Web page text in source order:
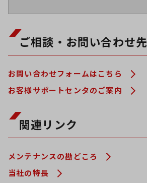
ご相談・お問い合わせ先
お問い合わせフォームはこちら
お客様サポートセンタのご案内
関連リンク
メンテナンスの勘どころ
当社の特長